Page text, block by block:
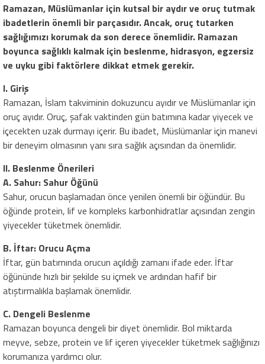
Ramazan, Müslümanlar için kutsal bir aydır ve oruç tutmak
ibadetlerin önemli bir parçasıdır. Ancak, oruç tutarken
sağlığımızı korumak da son derece önemlidir. Ramazan
boyunca sağlıklı kalmak için beslenme, hidrasyon, egzersiz
ve uyku gibi faktörlere dikkat etmek gerekir.
I. Giriş
Ramazan, İslam takviminin dokuzuncu ayıdır ve Müslümanlar için
oruç ayıdır. Oruç, şafak vaktinden gün batımına kadar yiyecek ve
içecekten uzak durmayı içerir. Bu ibadet, Müslümanlar için manevi
bir deneyim olmasının yanı sıra sağlık açısından da önemlidir.
II. Beslenme Önerileri
A. Sahur: Sahur Öğünü
Sahur, orucun başlamadan önce yenilen önemli bir öğündür. Bu
öğünde protein, lif ve kompleks karbonhidratlar açısından zengin
yiyecekler tüketmek önemlidir.
B. İftar: Orucu Açma
İftar, gün batımında orucun açıldığı zamanı ifade eder. İftar
öğününde hızlı bir şekilde su içmek ve ardından hafif bir
atıştırmalıkla başlamak önemlidir.
C. Dengeli Beslenme
Ramazan boyunca dengeli bir diyet önemlidir. Bol miktarda
meyve, sebze, protein ve lif içeren yiyecekler tüketmek sağlığınızı
korumanıza yardımcı olur.